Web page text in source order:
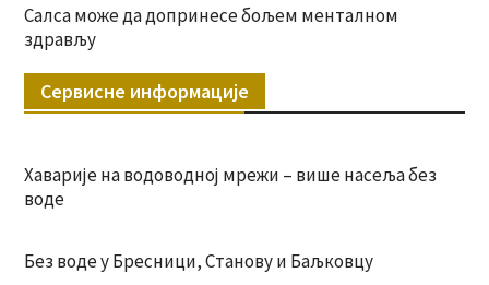
Салса може да допринесе бољем менталном
здрављу
Сервисне информације
Хаварије на водоводној мрежи – више насеља без
воде
Без воде у Бресници, Станову и Баљковцу